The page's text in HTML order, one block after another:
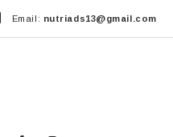
Email: nutriads13@gmail.com